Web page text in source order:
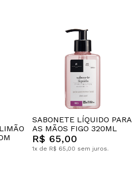
SABONETE LÍQUIDO PARA
AS MÃOS FIGO 320ML
R$ 65,00
1x de R$ 65,00 sem juros.